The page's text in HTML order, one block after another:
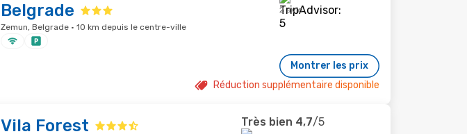
Belgrade
Zemun, Belgrade · 10 km depuis le centre-ville
2 avis
Montrer les prix
Réduction supplémentaire disponible
Vila Forest Très bien 4,7/5